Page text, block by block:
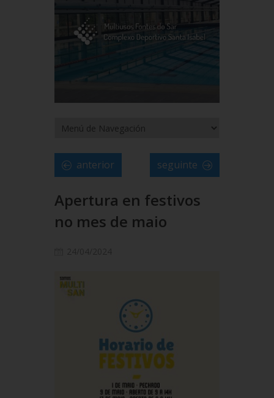
anterior seguinte
Apertura en festivos
no mes de maio